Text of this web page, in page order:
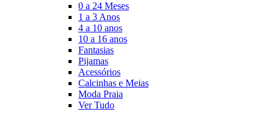
0 a 24 Meses
1 a 3 Anos
4 a 10 anos
10 a 16 anos
Fantasias
Pijamas
Acessórios
Calcinhas e Meias
Moda Praia
Ver Tudo